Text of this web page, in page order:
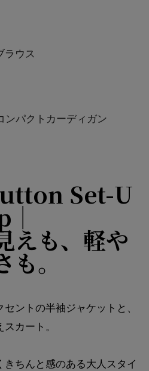
ラウス
パクトカーディガン
Set-U
｜
えも、軽や
も。
ントの半袖ジャケットと、
カート。
ちんと感のある大人スタイ